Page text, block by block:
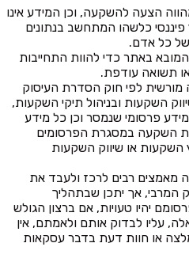
הצעה להשקעה, וכן המידע אינו
פיננסי כלשהו המתחשב בנתונים
של כל אדם.
המובא באתר כדי להוות התחייבות
תשואה עודפת.
לפי חוק הסדרת העיסוק
השקעות ובניהול תיקי השקעות,
וכל מידע פרסומי שנמסר וכן כל מידע
השקעה במסגרת הפרסומים
השקעות או שיווק השקעות
מאמצים רבים לרכז ולעבד את
המרבי, אך יתכן שבתהליך
יהיו טעויות, אם ברצון הגולש
עליו לבדוק אותם ולאמתם, אין
או חוות דעת בדבר עסקאות